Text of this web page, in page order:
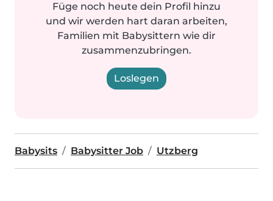
Füge noch heute dein Profil hinzu
und wir werden hart daran arbeiten,
Familien mit Babysittern wie dir
zusammenzubringen.
Loslegen
Babysits Babysitter Job Utzberg